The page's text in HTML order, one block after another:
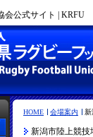
会公式サイト | KRFU
HOME 会場案内 新
新潟市陸上競技